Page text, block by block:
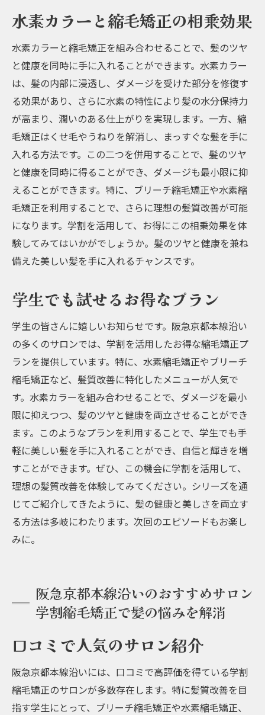
水素カラーと縮毛矯正の相乗効果
水素カラーと縮毛矯正を組み合わせることで、髪のツヤ
と健康を同時に手に入れることができます。水素カラー
は、髪の内部に浸透し、ダメージを受けた部分を修復す
る効果があり、さらに水素の特性により髪の水分保持力
が高まり、潤いのある仕上がりを実現します。一方、縮
毛矯正はくせ毛やうねりを解消し、まっすぐな髪を手に
入れる方法です。この二つを併用することで、髪のツヤ
と健康を同時に得ることができ、ダメージも最小限に抑
えることができます。特に、ブリーチ縮毛矯正や水素縮
毛矯正を利用することで、さらに理想の髪質改善が可能
になります。学割を活用して、お得にこの相乗効果を体
験してみてはいかがでしょうか。髪のツヤと健康を兼ね
備えた美しい髪を手に入れるチャンスです。
学生でも試せるお得なプラン
学生の皆さんに嬉しいお知らせです。阪急京都本線沿い
の多くのサロンでは、学割を活用したお得な縮毛矯正プ
ランを提供しています。特に、水素縮毛矯正やブリーチ
縮毛矯正など、髪質改善に特化したメニューが人気で
す。水素カラーを組み合わせることで、ダメージを最小
限に抑えつつ、髪のツヤと健康を両立させることができ
ます。このようなプランを利用することで、学生でも手
軽に美しい髪を手に入れることができ、自信と輝きを増
すことができます。ぜひ、この機会に学割を活用して、
理想の髪質改善を体験してみてください。シリーズを通
じてご紹介してきたように、髪の健康と美しさを両立す
る方法は多岐にわたります。次回のエピソードもお楽し
みに。
阪急京都本線沿いのおすすめサロン
学割縮毛矯正で髪の悩みを解消
口コミで人気のサロン紹介
阪急京都本線沿いには、口コミで高評価を得ている学割
縮毛矯正のサロンが多数存在します。特に髪質改善を目
指す学生にとって、ブリーチ縮毛矯正や水素縮毛矯正、